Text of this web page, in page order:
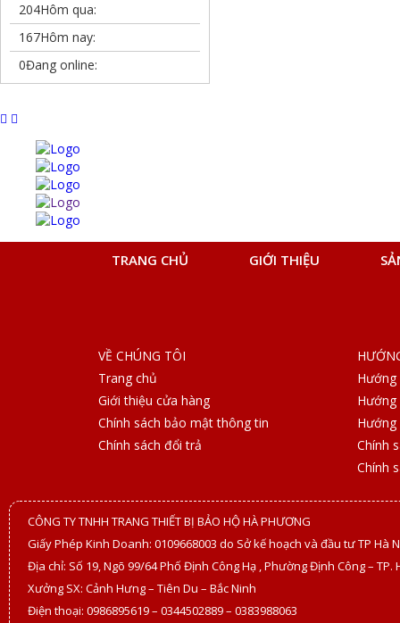
204Hôm qua:
167Hôm nay:
0Đang online:
TRANG CHỦ GIỚI THIỆU
VỀ CHÚNG TÔI
Trang chủ
Giới thiệu cửa hàng
Chính sách bảo mật thông tin
Chính sách đổi trả
Hướng
Chính
Chính
CÔNG TY TNHH TRANG THIẾT BỊ BẢO HỘ HÀ PHƯƠNG
Giấy Phép Kinh Doanh: 0109668003 do Sở kế hoạch và đầu tư TP Hà
Địa chỉ: Số 19, Ngõ 99/64 Phố Định Công Hạ , Phường Định Công – TP.
Xưởng SX: Cảnh Hưng – Tiên Du – Bắc Ninh
Điện thoại: 0986895619 – 0344502889 – 0383988063